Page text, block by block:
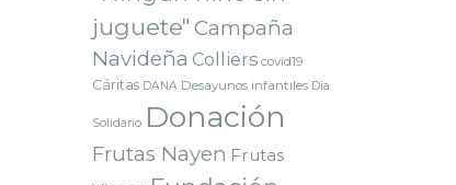
juguete" Campaña
Navideña Colliers covid19
Cáritas DANA Desayunos infantiles Dia
Solidario Donación
Frutas Nayen Frutas